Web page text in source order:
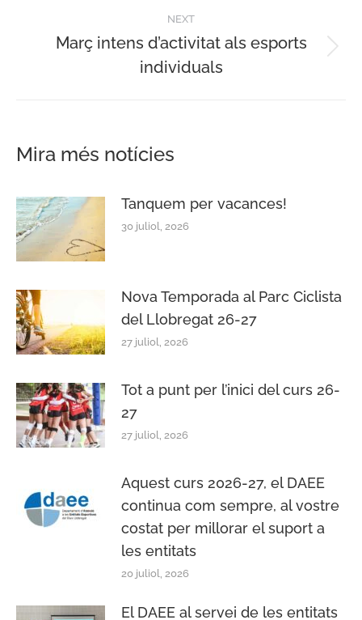
NEXT
post:
Març intens d’activitat als esports
individuals
Mira més notícies
Tanquem per vacances!
30 juliol, 2026
Nova Temporada al Parc Ciclista
del Llobregat 26-27
27 juliol, 2026
Tot a punt per l’inici del curs 26-
27
27 juliol, 2026
Aquest curs 2026-27, el DAEE
continua com sempre, al vostre
costat per millorar el suport a
les entitats
20 juliol, 2026
El DAEE al servei de les entitats